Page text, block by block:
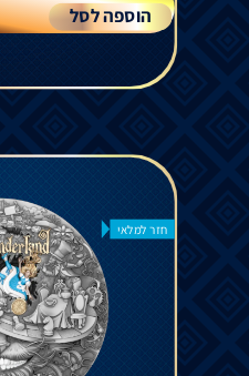
הוספה לסל
חזר למלאי